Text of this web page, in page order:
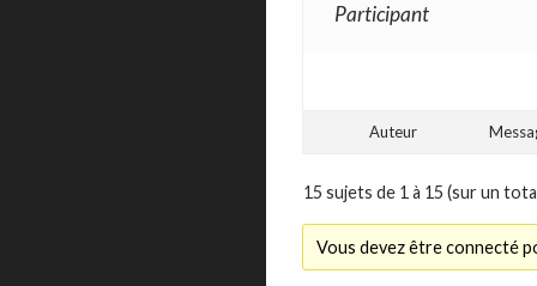
Participant
Auteur
15 sujets de 1 à 15 (sur un
Vous devez être connecté